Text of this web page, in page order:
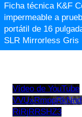
Ficha técnica K&F
impermeable a
portátil de 16
SLR Mirrorless Gris
Vídeo de YouTube
RiRjRRSHZ3